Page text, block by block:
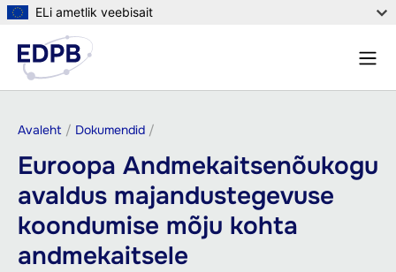
Liigu
põhisisu
juurde
ELi ametlik veebisait
Leivapuru
Avaleht Dokumendid
Euroopa Andmekaitsenõukogu
avaldus majandustegevuse
koondumise mõju kohta
andmekaitsele